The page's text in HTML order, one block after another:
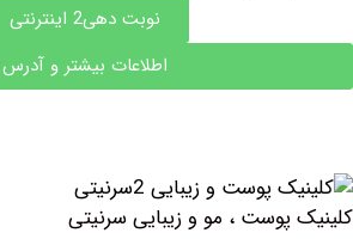
نوبت دهی2 اینترنتی
اطلاعات بیشتر و آدرس
، مو و زیبایی سرنیتی